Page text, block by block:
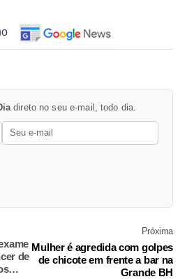
direto no seu e-mail, todo dia.
de
Próxima
Mulher é agredida com golpes
de chicote em frente a bar na
Grande BH